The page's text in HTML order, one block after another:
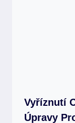
Vyříznutí
Úpravy